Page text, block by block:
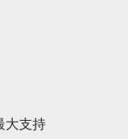
大支持